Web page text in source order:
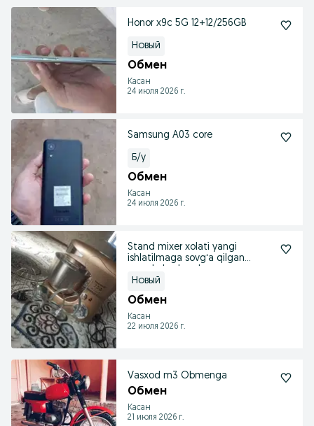
Honor x9c 5G 12+12/256GB
Новый
Обмен
Касан
24 июля 2026 г.
Samsung A03 core
Б/у
Обмен
Касан
24 июля 2026 г.
Stand mixer xolati yangi
ishlatilmaga sovgʻa qilgan
Новый
Обмен
Касан
22 июля 2026 г.
Vasxod m3 Obmenga
Обмен
Касан
21 июля 2026 г.